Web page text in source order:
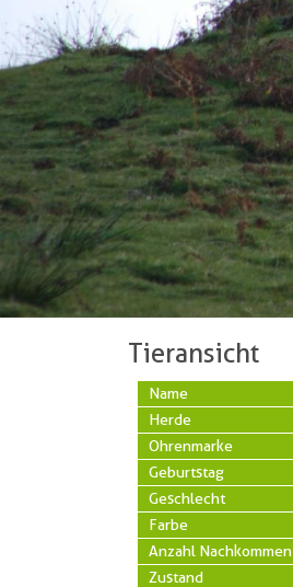
Tieransicht
Name
Herde
Ohrenmarke
Geburtstag
Geschlecht
Farbe
Anzahl Nachkommen
Zustand